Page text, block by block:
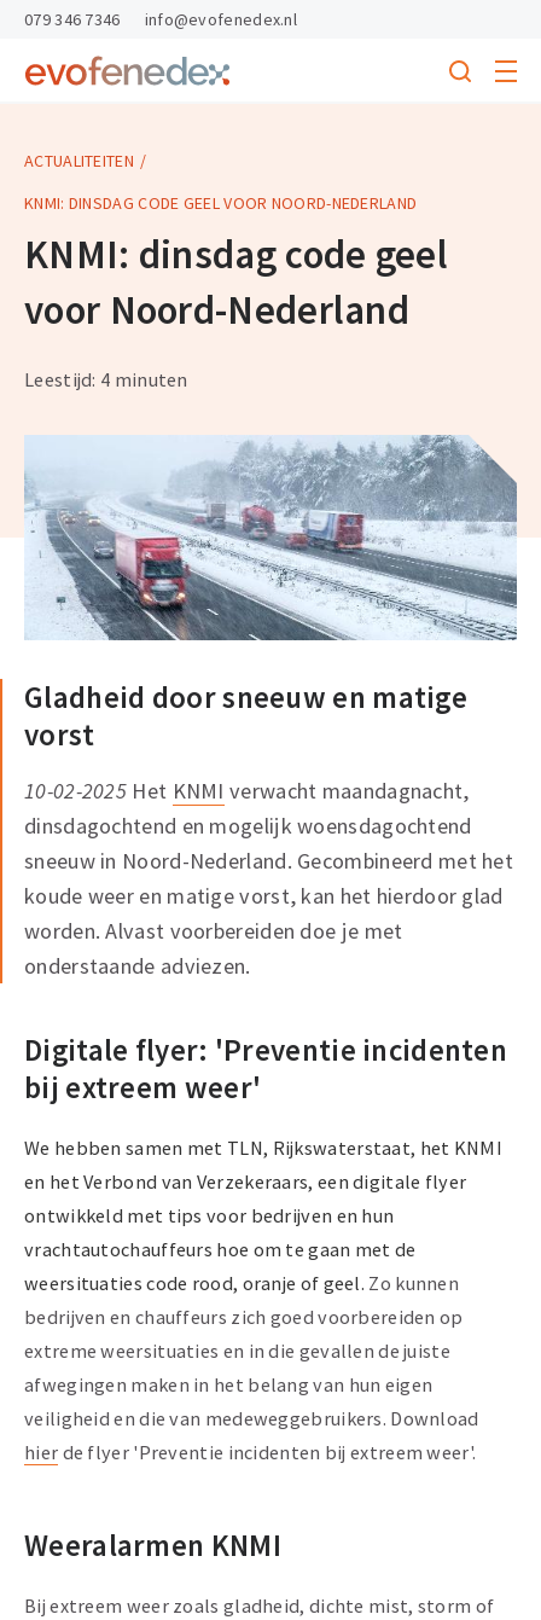
skipToContent
skipToFooter
Return
homepage
Search
menu
079 346 7346 info@evofenedex.nl
ACTUALITEITEN
KNMI: DINSDAG CODE GEEL VOOR NOORD-NEDERLAND
KNMI: dinsdag code geel
voor Noord-Nederland
Leestijd: 4 minuten
Gladheid door sneeuw en matige
vorst
10-02-2025 Het KNMI verwacht maandagnacht,
dinsdagochtend en mogelijk woensdagochtend
sneeuw in Noord-Nederland. Gecombineerd met het
koude weer en matige vorst, kan het hierdoor glad
worden. Alvast voorbereiden doe je met
onderstaande adviezen.
Digitale flyer: 'Preventie incidenten
bij extreem weer'
We hebben samen met TLN, Rijkswaterstaat, het KNMI
en het Verbond van Verzekeraars, een digitale flyer
ontwikkeld met tips voor bedrijven en hun
vrachtautochauffeurs hoe om te gaan met de
weersituaties code rood, oranje of geel. Zo kunnen
bedrijven en chauffeurs zich goed voorbereiden op
extreme weersituaties en in die gevallen de juiste
afwegingen maken in het belang van hun eigen
veiligheid en die van medeweggebruikers. Download
hier de flyer 'Preventie incidenten bij extreem weer'.
Weeralarmen KNMI
Bij extreem weer zoals gladheid, dichte mist, storm of